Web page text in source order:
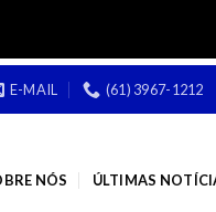
E-MAIL (61) 3967-1212
NÓS ÚLTIMAS